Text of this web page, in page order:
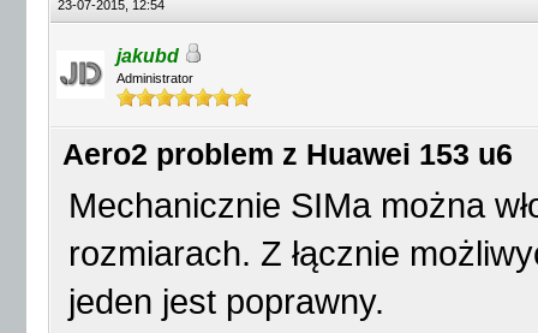
23-07-2015, 12:54
jakubd
Administrator
Aero2 problem z Huawei 153 u6
Mechanicznie SIMa można
rozmiarach. Z łącznie
jeden jest poprawny.